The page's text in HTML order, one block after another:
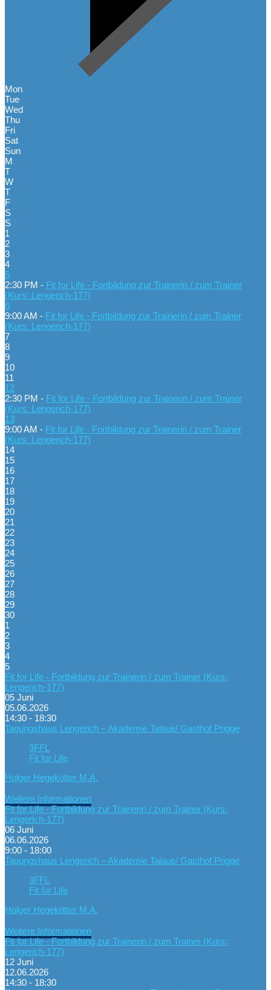
Mon
Tue
Wed
Thu
Fri
Sat
Sun
M
T
W
T
F
S
S
1
2
3
4
5
2:30 PM - Fit for Life - Fortbildung zur Trainerin / zum Trainer
(Kurs: Lengerich-177)
6
9:00 AM - Fit for Life - Fortbildung zur Trainerin / zum Trainer
(Kurs: Lengerich-177)
7
8
9
10
11
12
2:30 PM - Fit for Life - Fortbildung zur Trainerin / zum Trainer
(Kurs: Lengerich-177)
13
9:00 AM - Fit for Life - Fortbildung zur Trainerin / zum Trainer
(Kurs: Lengerich-177)
14
15
16
17
18
19
20
21
22
23
24
25
26
27
28
29
30
1
2
3
4
5
Fit for Life - Fortbildung zur Trainerin / zum Trainer (Kurs:
Lengerich-177)
05 Juni
05.06.2026
14:30 - 18:30
Tagungshaus Lengerich – Akademie Talaue/ Gasthof Prigge
3FFL
Fit for Life
Holger Hegekötter M.A.
Weitere Informationen
Fit for Life - Fortbildung zur Trainerin / zum Trainer (Kurs:
Lengerich-177)
06 Juni
06.06.2026
9:00 - 18:00
Tagungshaus Lengerich – Akademie Talaue/ Gasthof Prigge
3FFL
Fit for Life
Holger Hegekötter M.A.
Weitere Informationen
Fit for Life - Fortbildung zur Trainerin / zum Trainer (Kurs:
Lengerich-177)
12 Juni
12.06.2026
14:30 - 18:30